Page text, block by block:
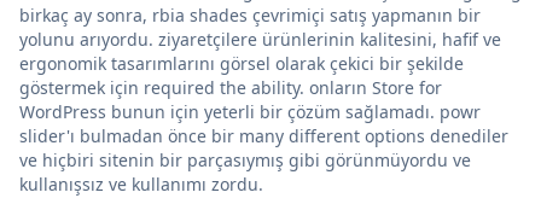
birkaç ay sonra, rbia shades çevrimiçi satış yapmanın bir
yolunu arıyordu. ziyaretçilere ürünlerinin kalitesini, hafif ve
ergonomik tasarımlarını görsel olarak çekici bir şekilde
göstermek için required the ability. onların Store for
WordPress bunun için yeterli bir çözüm sağlamadı. powr
slider'ı bulmadan önce bir many different options denediler
ve hiçbiri sitenin bir parçasıymış gibi görünmüyordu ve
kullanışsız ve kullanımı zordu.